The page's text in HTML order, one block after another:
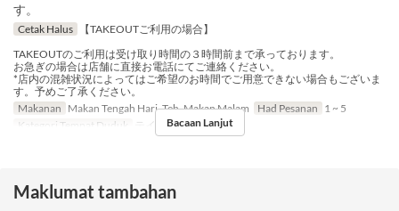
す。
Cetak Halus
【TAKEOUTご利用の場合】
TAKEOUTのご利用は受け取り時間の３時間前まで承っております。
お急ぎの場合は店舗に直接お電話にてご連絡ください。
*店内の混雑状況によってはご希望のお時間でご用意できない場合もございま
す。予めご了承ください。
Makanan Makan Tengah Hari, Teh, Makan Malam Had Pesanan 1 ~ 5
Kategori Tempat Duduk
テイクアウトBacaan Lanjut
Maklumat tambahan